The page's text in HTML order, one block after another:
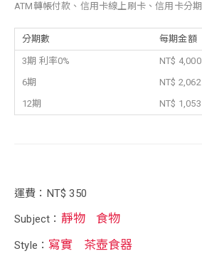
ATM轉帳付款、信用卡線上刷卡、信用卡分期
分期數 每期金額
3期 利率0%
NT$ 4,000
6期
NT$ 2,062
12期
NT$ 1,053
運費：NT$ 350
Subject： 靜物 食物
Style：寫實 茶壺食器